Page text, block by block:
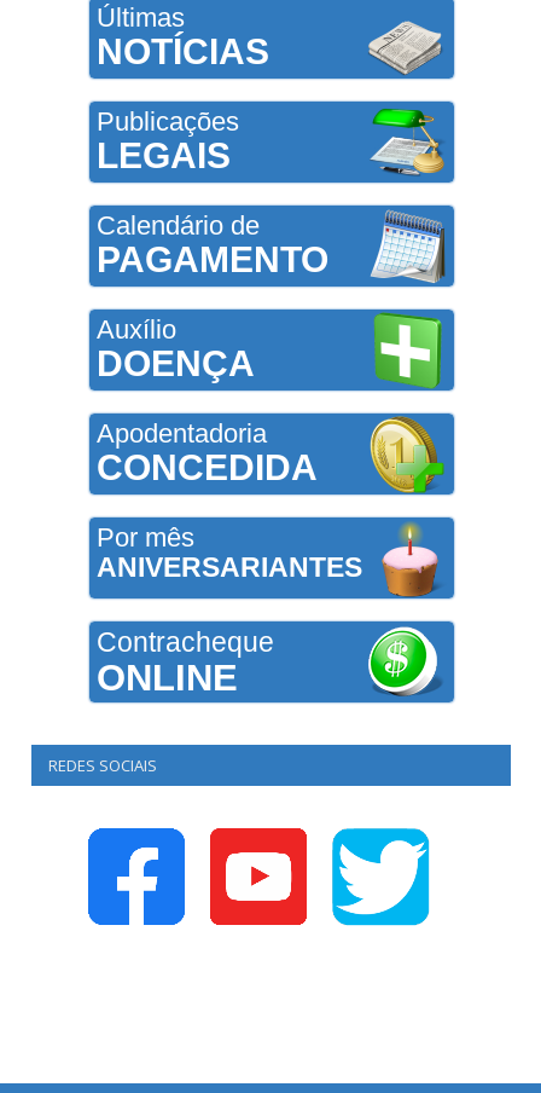
Últimas
NOTÍCIAS
Publicações
LEGAIS
Calendário de
PAGAMENTO
Auxílio
DOENÇA
Apodentadoria
CONCEDIDA
Por mês
ANIVERSARIANTES
Contracheque
ONLINE
REDES SOCIAIS